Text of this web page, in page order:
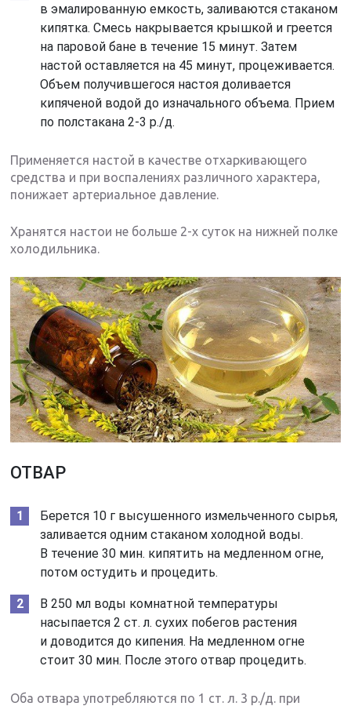
в эмалированную емкость, заливаются стаканом
кипятка. Смесь накрывается крышкой и греется
на паровой бане в течение 15 минут. Затем
настой оставляется на 45 минут, процеживается.
Объем получившегося настоя доливается
кипяченой водой до изначального объема. Прием
по полстакана 2-3 р./д.
Применяется настой в качестве отхаркивающего
средства и при воспалениях различного характера,
понижает артериальное давление.
Хранятся настои не больше 2-х суток на нижней полке
холодильника.
ОТВАР
Берется 10 г высушенного измельченного сырья,
заливается одним стаканом холодной воды.
В течение 30 мин. кипятить на медленном огне,
потом остудить и процедить.
В 250 мл воды комнатной температуры
насыпается 2 ст. л. сухих побегов растения
и доводится до кипения. На медленном огне
стоит 30 мин. После этого отвар процедить.
Оба отвара употребляются по 1 ст. л. 3 р./д. при